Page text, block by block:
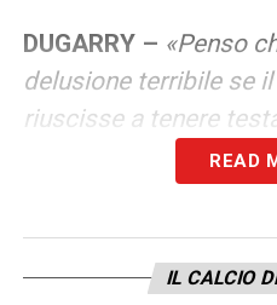
DUGARRY – «Penso
delusione terribile se
riuscisse a tenere
Germain. Abbiamo
abbiamo parlato di
parlato di
luci sono verdi… Mi
READ
IL CALCIO